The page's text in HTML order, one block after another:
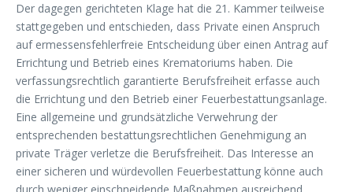
Der dagegen gerichteten Klage hat die 21. Kammer teilweise
stattgegeben und entschieden, dass Private einen Anspruch
auf ermessensfehlerfreie Entscheidung über einen Antrag auf
Errichtung und Betrieb eines Krematoriums haben. Die
verfassungsrechtlich garantierte Berufsfreiheit erfasse auch
die Errichtung und den Betrieb einer Feuerbestattungsanlage.
Eine allgemeine und grundsätzliche Verwehrung der
entsprechenden bestattungsrechtlichen Genehmigung an
private Träger verletze die Berufsfreiheit. Das Interesse an
einer sicheren und würdevollen Feuerbestattung könne auch